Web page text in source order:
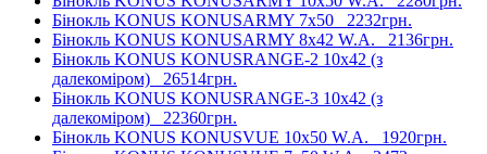
Бінокль KONUS KONUSARMY 7x50 2232грн.
Бінокль KONUS KONUSARMY 8x42 W.A. 2136грн.
Бінокль KONUS KONUSRANGE-2 10x42 (з
далекоміром) 26514грн.
Бінокль KONUS KONUSRANGE-3 10x42 (з
далекоміром) 22360грн.
Бінокль KONUS KONUSVUE 10x50 W.A. 1920грн.